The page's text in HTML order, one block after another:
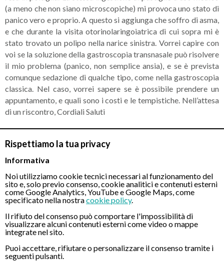
Rispettiamo la tua privacy
Informativa
Noi utilizziamo cookie tecnici necessari al funzionamento del
sito e, solo previo consenso, cookie analitici e contenuti esterni
come Google Analytics, YouTube e Google Maps, come
specificato nella nostracookie policy.
Il rifiuto del consenso può comportare l'impossibilità di
visualizzare alcuni contenuti esterni come video o mappe
integrate nel sito.
Puoi accettare, rifiutare o personalizzare il consenso tramite i
seguenti pulsanti.
(a meno che non siano microscopiche) mi provoca uno stato di
panico vero e proprio. A questo si aggiunga che soffro di asma,
e che durante la visita otorinolaringoiatrica di cui sopra mi è
stato trovato un polipo nella narice sinistra. Vorrei capire con
voi se la soluzione della gastroscopia transnasale può risolvere
il mio problema (panico, non semplice ansia), e se è prevista
comunque sedazione di qualche tipo, come nella gastroscopia
classica. Nel caso, vorrei sapere se è possibile prendere un
appuntamento, e quali sono i costi e le tempistiche. Nell’attesa
di un riscontro, Cordiali Saluti
La gastroscopia con tecnica mininvasiva (transnasale) è
tranquillamente tollerabile dai pazienti rispetto a quella
forma di senso si soffocamento, nausea o vomito solitamente
riscontrabili nella gastroscopia tradizionale. Non verrà
apportata alcuna tipologia di anestesia poiché fortunatamente
non necessaria e dura tre minuti.
La esorto quindi a restare sereno, vedrà che effettuare questo
tipo di esame non comporterà alcuna tipologia di trauma.
I tempi di attesa sono mediamente di 3-5 giorni e il costo è di
350 euro.